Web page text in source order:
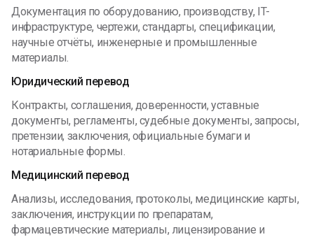
Документация по оборудованию, производству, IT-
инфраструктуре, чертежи, стандарты, спецификации,
научные отчёты, инженерные и промышленные
материалы.
Юридический перевод
Контракты, соглашения, доверенности, уставные
документы, регламенты, судебные документы, запросы,
претензии, заключения, официальные бумаги и
нотариальные формы.
Медицинский перевод
Анализы, исследования, протоколы, медицинские карты,
заключения, инструкции по препаратам,
фармацевтические материалы, лицензирование и